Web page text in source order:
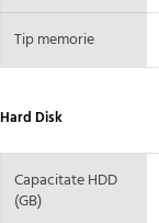
Tip memorie
Hard Disk
Capacitate HDD
(GB)